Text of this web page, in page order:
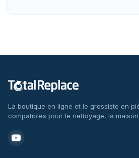
La boutique en ligne et le grossiste en
compatibles pour le nettoyage, la